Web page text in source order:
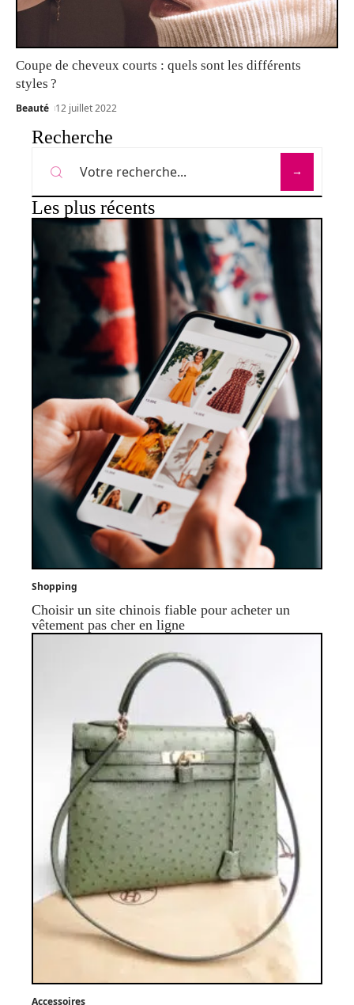
Coupe de cheveux courts : quels sont les différents
styles ?
Beauté 12 juillet 2022
Recherche
Les plus récents
Shopping
Choisir un site chinois fiable pour acheter un
vêtement pas cher en ligne
Accessoires